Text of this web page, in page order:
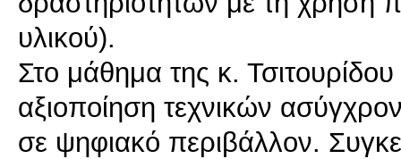
υλικού).
Στο μάθημα της κ.
αξιοποίηση τεχνικών
σε ψηφιακό περιβάλλον.